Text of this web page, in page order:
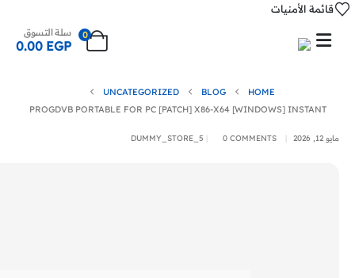
قائمة الأمنيات
0 سلة التسوق
0.00 EGP
HOME
BLOG
UNCATEGORIZED
PROGDVB PORTABLE FOR PC [PATCH] X86-X64 [WINDOWS] INSTANT
مايو 12, 2026 DUMMY_STORE_5 0 COMMENTS